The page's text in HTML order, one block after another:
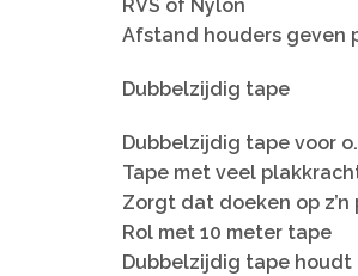
RVS of Nylon
Afstand houders geven
Dubbelzijdig tape
Dubbelzijdig tape voor
Tape met veel
Zorgt dat doeken op z’n
Rol met 10 meter tape
Dubbelzijdig tape houdt